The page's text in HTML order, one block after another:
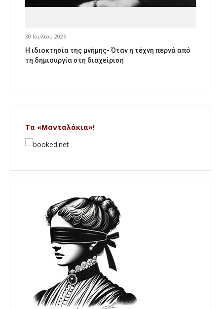
30 Ιουλίου 2026
Η ιδιοκτησία της μνήμης- Όταν η τέχνη περνά από
τη δημιουργία στη διαχείριση
Τα «Μανταλάκια»!